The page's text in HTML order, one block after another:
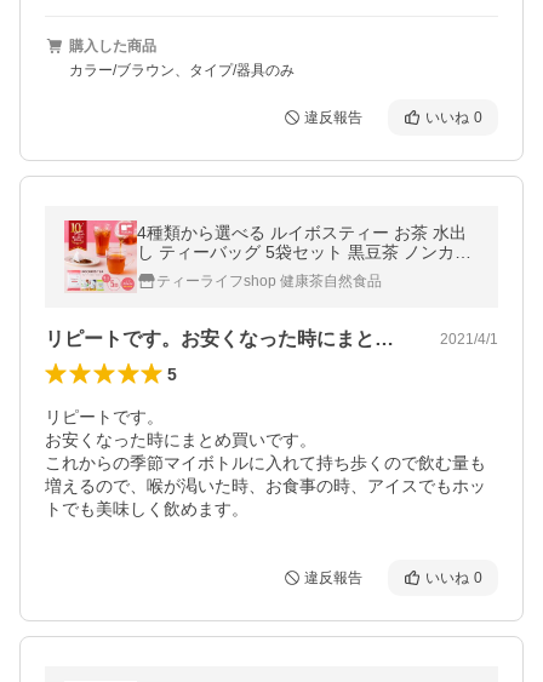
購入した商品
カラー/ブラウン、タイプ/器具のみ
違反報告 いいね 0
4種類から選べる ルイボスティー お茶 水出
し ティーバッグ 5袋セット 黒豆茶 ノンカフ
ェイン ルイボス茶 グリーンルイボス ハトム
ギ 選べる まとめ買い
ティーライフshop 健康茶自然食品
リピートです。お安くなった時にまとめ買… 2021/4/1
5
リピートです。
お安くなった時にまとめ買いです。
これからの季節マイボトルに入れて持ち歩くので飲む量も
増えるので、喉が渇いた時、お食事の時、アイスでもホッ
トでも美味しく飲めます。
違反報告 いいね 0